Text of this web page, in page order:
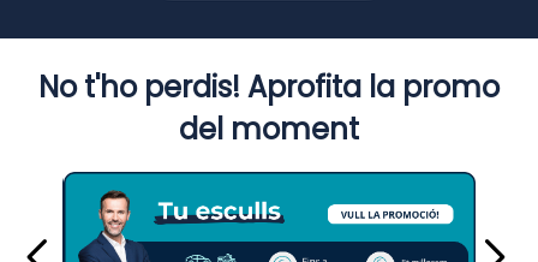
No t'ho perdis! Aprofita la promo
del moment